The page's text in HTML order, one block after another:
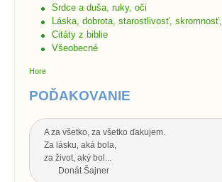
Srdce a duša, ruky, oči
Láska, dobrota, starostlivosť,
Citáty z biblie
Všeobecné
Hore
POĎAKOVANIE
A za všetko, za všetko ďakujem.
Za lásku, aká bola,
za život, aký bol...
Donát Šajner